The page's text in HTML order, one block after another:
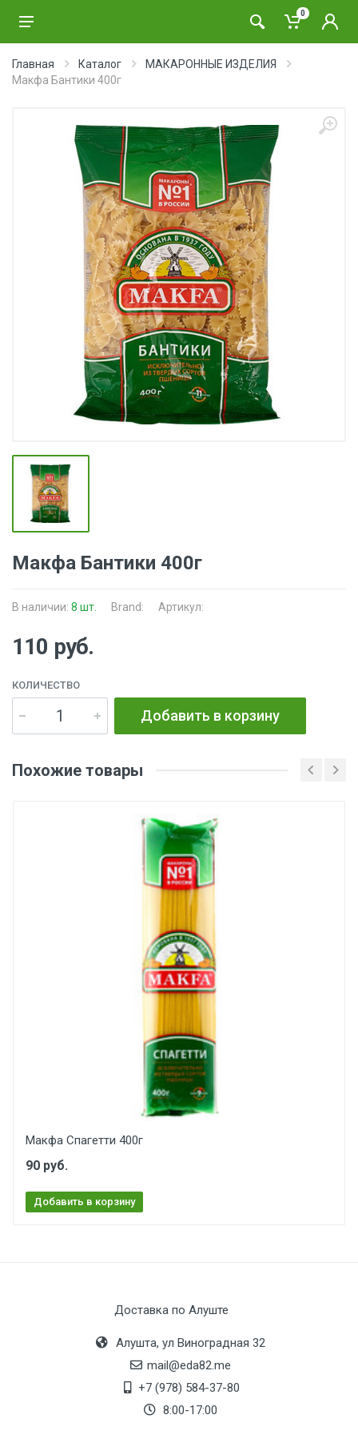
0
Главная Каталог
МАКАРОННЫЕ ИЗДЕЛИЯ
Макфа Бантики 400г
Макфа Бантики 400г
В наличии: 8 шт. Brand: Артикул:
110 руб.
КОЛИЧЕСТВО
Добавить в корзину
Похожие товары
Макфа Спагетти 400г
90 руб.
Добавить в корзину
Доставка по Алуште
Алушта, ул Виноградная 32
mail@eda82.me
+7 (978) 584-37-80
8:00-17:00